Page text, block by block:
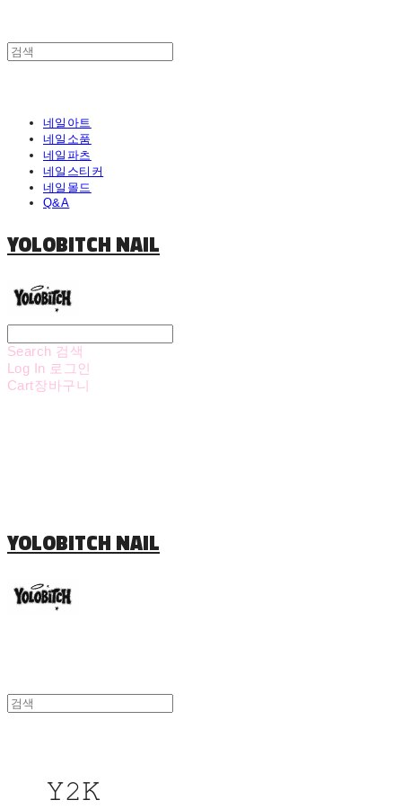
네일아트
네일소품
네일파츠
네일스티커
네일몰드
Q&A
YOLOBITCH NAIL
Search 검색
Log In 로그인
Cart장바구니
YOLOBITCH NAIL
𝚈𝟸𝙺